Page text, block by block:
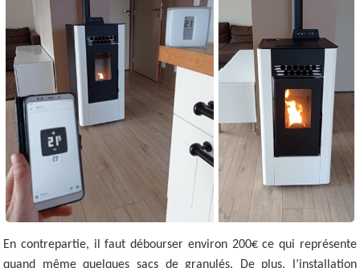
En contrepartie, il faut débourser environ 200€ ce qui représente
quand même quelques sacs de granulés. De plus, l’installation